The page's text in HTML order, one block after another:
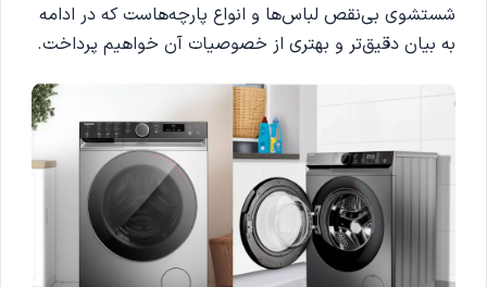
شستشوی بی‌نقص لباس‌ها و انواع پارچه‌هاست که در ادامه
به بیان دقیق‌تر و بهتری از خصوصیات آن خواهیم پرداخت.